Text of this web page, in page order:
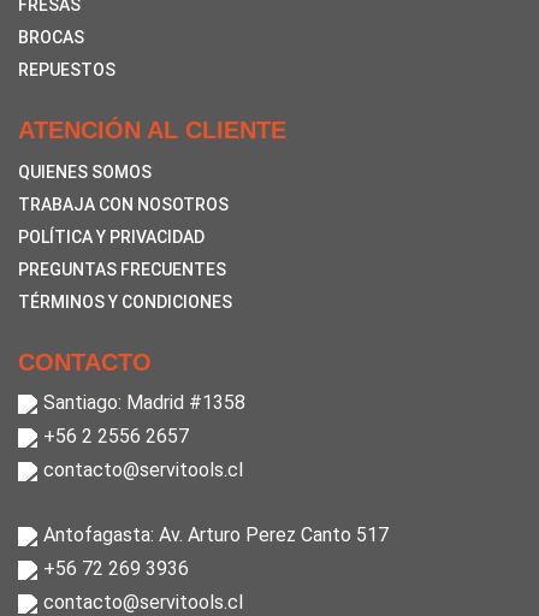
FRESAS
BROCAS
REPUESTOS
ATENCIÓN AL CLIENTE
QUIENES SOMOS
TRABAJA CON NOSOTROS
POLÍTICA Y PRIVACIDAD
PREGUNTAS FRECUENTES
TÉRMINOS Y CONDICIONES
CONTACTO
Santiago: Madrid #1358
+56 2 2556 2657
contacto@servitools.cl
Antofagasta: Av. Arturo Perez Canto 517
+56 72 269 3936
contacto@servitools.cl